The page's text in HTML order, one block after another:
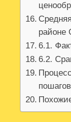
районе
6.1.
6.2.